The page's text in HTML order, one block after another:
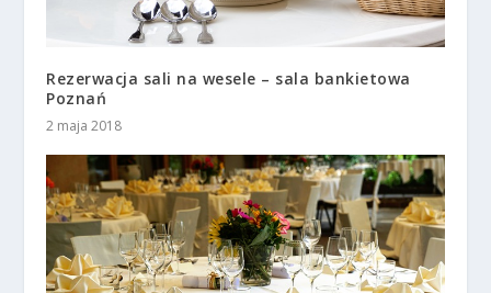
Rezerwacja sali na wesele – sala bankietowa
Poznań
2 maja 2018